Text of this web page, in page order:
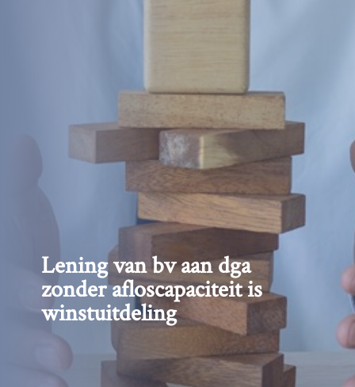
Lening van bv aan dga
zonder afloscapaciteit is
winstuitdeling